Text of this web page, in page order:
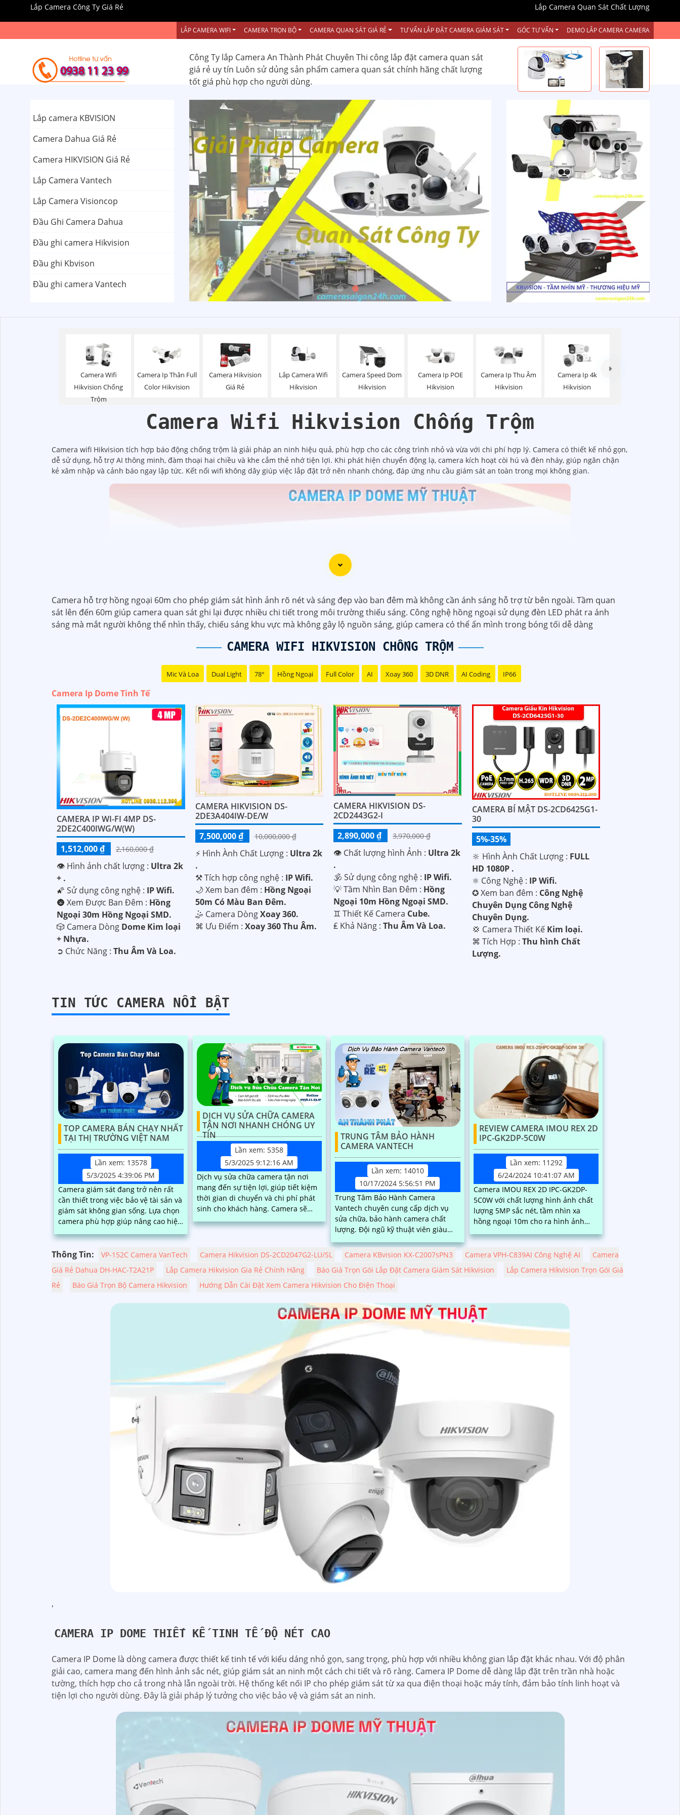
Lắp Camera Công Ty Giá Rẻ Lắp Camera Quan Sát Chất Lượng
LẮP CAMERA WIFI CAMERA TRỌN BỘ CAMERA QUAN SÁT GIÁ RẺ TƯ VẤN LẮP ĐẶT CAMERA GIÁM SÁT GÓC TƯ VẤN DEMO LẮP CAMERA CAMERA
Công Ty lắp Camera An Thành Phát Chuyên Thi công lắp đặt camera quan sát
giá rẻ uy tín Luôn sử dủng sản phẩm camera quan sát chính hãng chất lượng
tốt giá phù hợp cho người dùng.
Lắp camera KBVISION
Camera Dahua Giá Rẻ
Camera HIKVISION Giá Rẻ
Lắp Camera Vantech
Lắp Camera Visioncop
Đầu Ghi Camera Dahua
Đầu ghi camera Hikvision
Đầu ghi Kbvison
Đầu ghi camera Vantech
Camera Wifi
Hikvision Chống
Trộm
Camera Ip Thân Full
Color Hikvision
Camera Hikvision
Giá Rẻ
Lắp Camera Wifi
Hikvision
Camera Speed Dom
Hikvision
Camera Ip POE
Hikvision
Camera Ip Thu Âm
Hikvision
Camera Ip 4k
Hikvision
Camera Wifi Hikvision Chống Trộm
Camera wifi Hikvision tích hợp báo động chống trộm là giải pháp an ninh hiệu quả, phù hợp cho các công trình nhỏ và vừa với chi phí hợp lý. Camera có thiết kế nhỏ gọn,
dễ sử dụng, hỗ trợ AI thông minh, đàm thoại hai chiều và khe cắm thẻ nhớ tiện lợi. Khi phát hiện chuyển động lạ, camera kích hoạt còi hú và đèn nháy, giúp ngăn chặn
kẻ xâm nhập và cảnh báo ngay lập tức. Kết nối wifi không dây giúp việc lắp đặt trở nên nhanh chóng, đáp ứng nhu cầu giám sát an toàn trong mọi không gian.
Camera hỗ trợ hồng ngoại 60m cho phép giám sát hình ảnh rõ nét và sáng đẹp vào ban đêm mà không cần ánh sáng hỗ trợ từ bên ngoài. Tầm quan
sát lên đến 60m giúp camera quan sát ghi lại được nhiều chi tiết trong môi trường thiếu sáng. Công nghệ hồng ngoại sử dụng đèn LED phát ra ánh
sáng mà mắt người không thể nhìn thấy, chiếu sáng khu vực mà không gây lộ nguồn sáng, giúp camera có thể ẩn mình trong bóng tối dễ dàng
CAMERA WIFI HIKVISION CHỐNG TRỘM
Mic Và Loa Dual Light 78° Hồng Ngoại Full Color AI Xoay 360 3D DNR AI Coding IP66
Camera Ip Dome Tinh Tế
CAMERA IP WI-FI 4MP DS-
2DE2C400IWG/W(W)
1,512,000 ₫
2,160,000 ₫
👁 Hình ảnh chất lượng : Ultra 2k
+ .
🌠 Sử dụng công nghệ : IP Wifi.
🌚 Xem Được Ban Đêm : Hồng
Ngoại 30m Hồng Ngoại SMD.
🎲 Camera Dòng Dome Kim loại
+ Nhựa.
️➲ Chức Năng : Thu Âm Và Loa.
CAMERA HIKVISION DS-
2DE3A404IW-DE/W
7,500,000 ₫
10,000,000 ₫
️⚡ Hình Ành Chất Lượng : Ultra 2k
.
⚒ Tích hợp công nghệ : IP Wifi.
🌙 Xem ban đêm : Hồng Ngoại
50m Có Màu Ban Đêm.
🤹 Camera DòngXoay 360.
️⌘ Ưu Điểm : Xoay 360 Thu Âm.
CAMERA HIKVISION DS-
2CD2443G2-I
2,890,000 ₫
3,970,000 ₫
👁 Chất lượng hình Ảnh : Ultra 2k
.
🕉️ Sử dụng công nghệ : IP Wifi.
💡 Tầm Nhìn Ban Đêm : Hồng
Ngoại 10m Hồng Ngoại SMD.
♊ Thiết Kế Camera Cube.
️₤ Khả Năng :Thu Âm Và Loa.
CAMERA BÍ MẬT DS-2CD6425G1-
30
5%-35%
🔆 Hình Ành Chất Lượng : FULL
HD 1080P .
⚛️ Công Nghệ : IP Wifi.
✪ Xem ban đêm : Công Nghệ
Chuyên Dụng Công Nghệ
Chuyên Dụng.
💢 Camera Thiết Kế Kim loại.
️⌘ Tích Hợp : Thu hình Chất
Lượng.
TIN TỨC CAMERA NỔI BẬT
TOP CAMERA BÁN CHẠY NHẤT
TẠI THỊ TRƯỜNG VIỆT NAM
Lần xem: 13578
5/3/2025 4:39:06 PM
Camera giám sát đang trở nên rất
cần thiết trong việc bảo vệ tài sản và
giám sát không gian sống. Lựa chọn
camera phù hợp giúp nâng cao hiệu
quả quan sát, tiết kiệm chi phí và dễ
dàng lắp đặt.
DỊCH VỤ SỬA CHỮA CAMERA
TẬN NƠI NHANH CHÓNG UY
TÍN
Lần xem: 5358
5/3/2025 9:12:16 AM
Dịch vụ sửa chữa camera tận nơi
mang đến sự tiện lợi, giúp tiết kiệm
thời gian di chuyển và chi phí phát
sinh cho khách hàng. Camera sẽ
được kiểm tra, khắc phục sự cố ngay
tại nhà với quy trình nhanh chóng,
TRUNG TÂM BẢO HÀNH
CAMERA VANTECH
Lần xem: 14010
10/17/2024 5:56:51 PM
Trung Tâm Bảo Hành Camera
Vantech chuyên cung cấp dịch vụ
sửa chữa, bảo hành camera chất
lượng. Đội ngũ kỹ thuật viên giàu
kinh nghiệm, nhiệt tình sẽ giúp bạn
khắc phục sự cố nhanh chóng và
REVIEW CAMERA IMOU REX 2D
IPC-GK2DP-5C0W
Lần xem: 11292
6/24/2024 10:41:07 AM
Camera IMOU REX 2D IPC-GK2DP-
5C0W với chất lượng hình ảnh chất
lượng 5MP sắc nét, tầm nhìn xa
hồng ngoại 10m cho ra hình ảnh
chất lượng trong điều kiện ánh sáng
yếu. Một trong...
Thông Tin: VP-152C Camera VanTech Camera Hikvision DS-2CD2047G2-LU/SL Camera KBvision KX-C2007sPN3 Camera VPH-C839AI Công Nghệ AI
Camera
Giá Rẻ Dahua DH-HAC-T2A21P
Lắp Camera Hikvision Gia Rẻ Chính Hãng Báo Giá Trọn Gói Lắp Đặt Camera Giám Sát Hikvision
Lắp Camera Hikvision Trọn Gói Giá
Rẻ
Báo Giá Trọn Bộ Camera Hikvision Hướng Dẫn Cài Đặt Xem Camera Hikvision Cho Điện Thoại
'
CAMERA IP DOME THIẾT KẾ TINH TẾ ĐỘ NÉT CAO
Camera IP Dome là dòng camera được thiết kế tinh tế với kiểu dáng nhỏ gọn, sang trọng, phù hợp với nhiều không gian lắp đặt khác nhau. Với độ phân
giải cao, camera mang đến hình ảnh sắc nét, giúp giám sát an ninh một cách chi tiết và rõ ràng. Camera IP Dome dễ dàng lắp đặt trên trần nhà hoặc
tường, thích hợp cho cả trong nhà lẫn ngoài trời. Hệ thống kết nối IP cho phép giám sát từ xa qua điện thoại hoặc máy tính, đảm bảo tính linh hoạt và
tiện lợi cho người dùng. Đây là giải pháp lý tưởng cho việc bảo vệ và giám sát an ninh.